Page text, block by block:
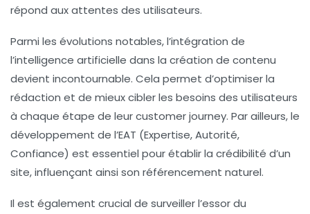
répond aux attentes des utilisateurs.
Parmi les évolutions notables, l’intégration de
l’intelligence artificielle dans la création de contenu
devient incontournable. Cela permet d’optimiser la
rédaction et de mieux cibler les besoins des utilisateurs
à chaque étape de leurcustomer journey. Par ailleurs, le
développement de l’EAT (Expertise, Autorité,
Confiance) est essentiel pour établir la crédibilité d’un
site, influençant ainsi son référencement naturel.
Il est également crucial de surveiller l’essor du